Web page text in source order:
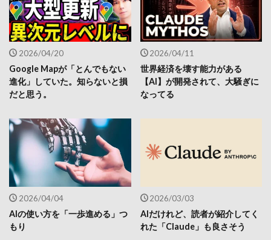
2026/04/20
Google Mapが「とんでもない
進化」していた。知らないと損
だと思う。
2026/04/11
世界経済を壊す能力がある
【AI】が開発されて、大騒ぎに
なってる
2026/04/04
AIの使い方を「一歩進める」つ
もり
2026/03/03
AIだけれど、読者が紹介してく
れた「Claude」も良さそう